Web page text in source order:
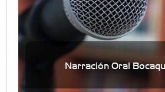
Narración Oral